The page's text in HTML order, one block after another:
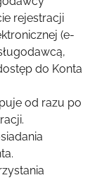
rejestracji
(e-
do Konta
od razu po